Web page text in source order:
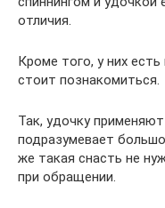
отличия.
Кроме того, у них
стоит познакомиться.
Так, удочку
подразумевает
же такая снасть не
при обращении.